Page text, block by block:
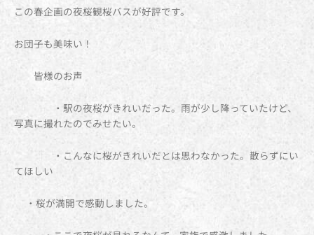
この春企画の夜桜観桜バスが好評です。
お団子も美味い！
皆様のお声
・駅の夜桜がきれいだった。雨が少し降っていたけど、
写真に撮れたのでみせたい。
・こんなに桜がきれいだとは思わなかった。散らずにい
てほしい
・桜が満開で感動しました。